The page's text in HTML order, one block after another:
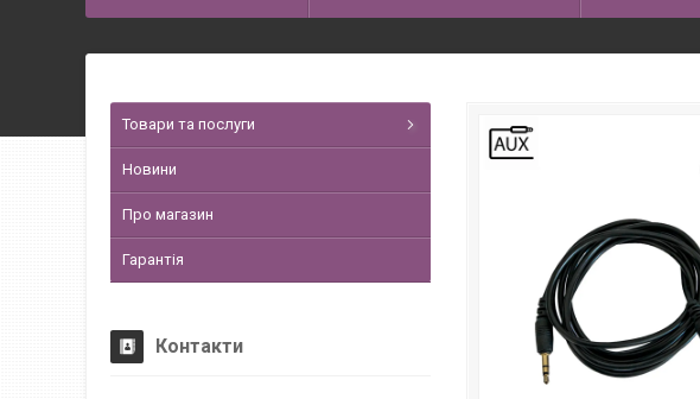
Товари та послуги
Новини
Про магазин
Гарантія
Контакти